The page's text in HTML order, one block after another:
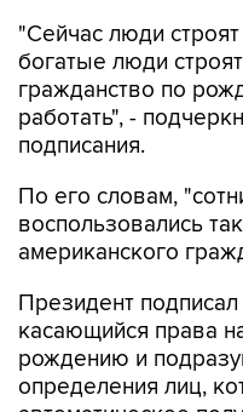
"Сейчас люди
богатые люди
гражданство по
работать", -
подписания.
По его словам,
воспользовались
американского
Президент
касающийся права
рождению и
определения лиц,